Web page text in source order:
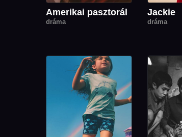
Amerikai pasztorál
dráma
Jackie
dráma